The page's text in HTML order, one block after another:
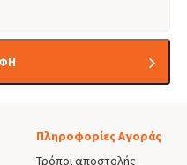
Πληροφορίες Αγοράς
Τρόποι αποστολής